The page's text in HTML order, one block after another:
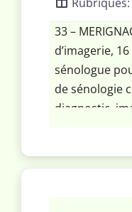
33 –
d’imagerie,
sénologue
de sénologie
diagnostic,
simplement